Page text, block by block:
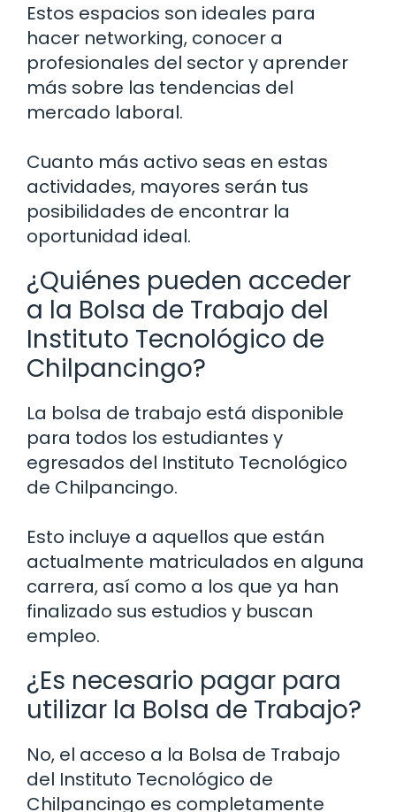
Estos espacios son ideales para
hacer networking, conocer a
profesionales del sector y aprender
más sobre las tendencias del
mercado laboral.
Cuanto más activo seas en estas
actividades, mayores serán tus
posibilidades de encontrar la
oportunidad ideal.
¿Quiénes pueden acceder
a la Bolsa de Trabajo del
Instituto Tecnológico de
Chilpancingo?
La bolsa de trabajo está disponible
para todos los estudiantes y
egresados del Instituto Tecnológico
de Chilpancingo.
Esto incluye a aquellos que están
actualmente matriculados en alguna
carrera, así como a los que ya han
finalizado sus estudios y buscan
empleo.
¿Es necesario pagar para
utilizar la Bolsa de Trabajo?
No, el acceso a la Bolsa de Trabajo
del Instituto Tecnológico de
Chilpancingo es completamente